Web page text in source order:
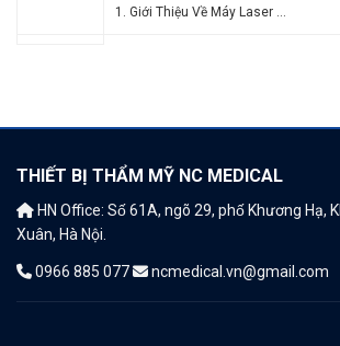
1. Giới Thiệu Về Máy Laser …
THIẾT BỊ THẨM MỸ NC MEDICAL
HN Office: Số 61A, ngõ 29, phố Khương Hạ,
Xuân, Hà Nội.
0966 885 077 ncmedical.vn@gmail.com